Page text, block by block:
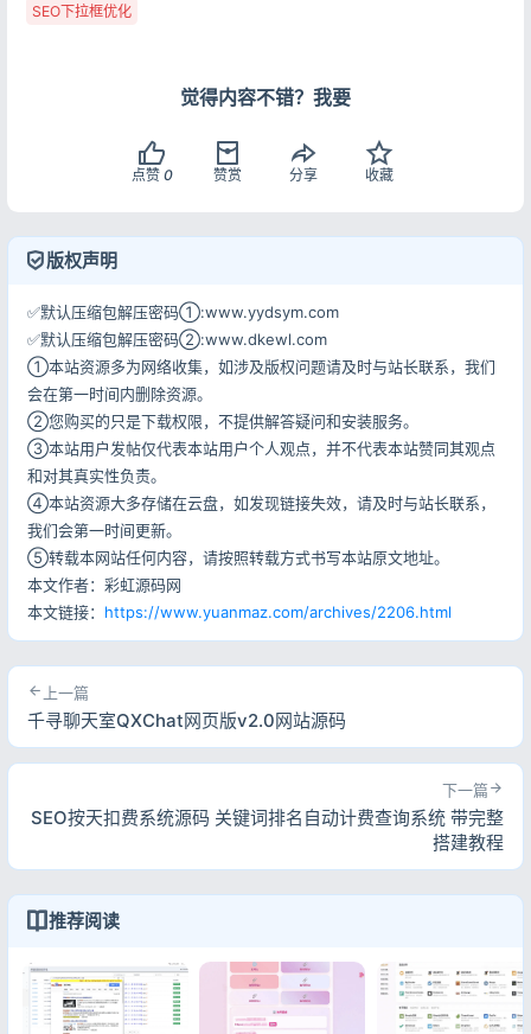
SEO下拉框优化
觉得内容不错？我要
点赞 0 赞赏 分享 收藏
版权声明
✅默认压缩包解压密码①:www.yydsym.com
✅默认压缩包解压密码②:www.dkewl.com
①本站资源多为网络收集，如涉及版权问题请及时与站长联系，我们
会在第一时间内删除资源。
②您购买的只是下载权限，不提供解答疑问和安装服务。
③本站用户发帖仅代表本站用户个人观点，并不代表本站赞同其观点
和对其真实性负责。
④本站资源大多存储在云盘，如发现链接失效，请及时与站长联系，
我们会第一时间更新。
⑤转载本网站任何内容，请按照转载方式书写本站原文地址。
本文作者：彩虹源码网
本文链接： https://www.yuanmaz.com/archives/2206.html
上一篇
千寻聊天室QXChat网页版v2.0网站源码
下一篇
SEO按天扣费系统源码 关键词排名自动计费查询系统 带完整
搭建教程
推荐阅读